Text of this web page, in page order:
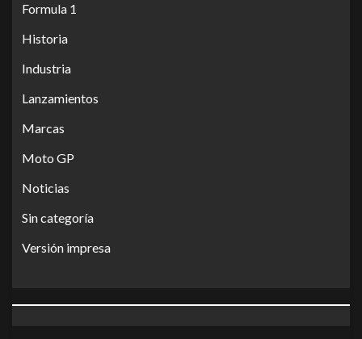
Formula 1
Historia
Industria
Lanzamientos
Marcas
Moto GP
Noticias
Sin categoría
Versión impresa